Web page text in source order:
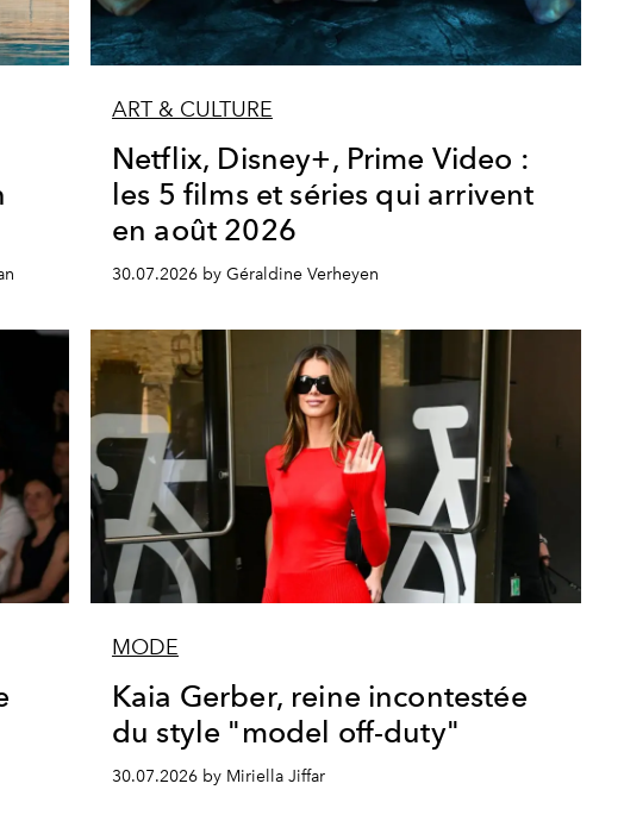
ART & CULTURE
Netflix, Disney+, Prime Video :
les 5 films et séries qui arrivent
en août 2026
30.07.2026 by Géraldine Verheyen
MODE
Kaia Gerber, reine incontestée
du style "model off-duty"
30.07.2026 by Miriella Jiffar